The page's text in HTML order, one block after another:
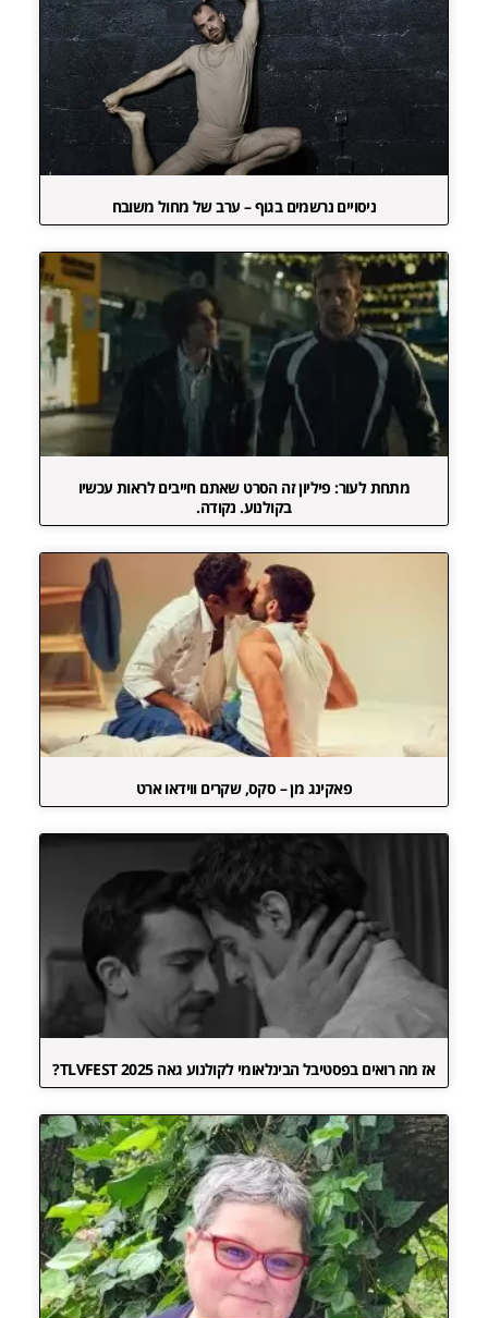
ניסויים נרשמים בגוף – ערב של מחול משובח
מתחת לעור: פיליון זה הסרט שאתם חייבים לראות עכשיו
בקולנוע. נקודה.
פאקינג מן – סקס, שקרים ווידאו ארט
אז מה רואים בפסטיבל הבינלאומי לקולנוע גאה TLVFEST 2025?